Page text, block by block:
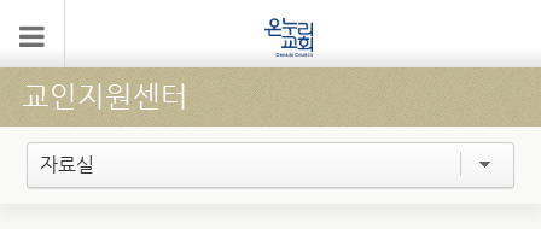
교인지원센터
자료실